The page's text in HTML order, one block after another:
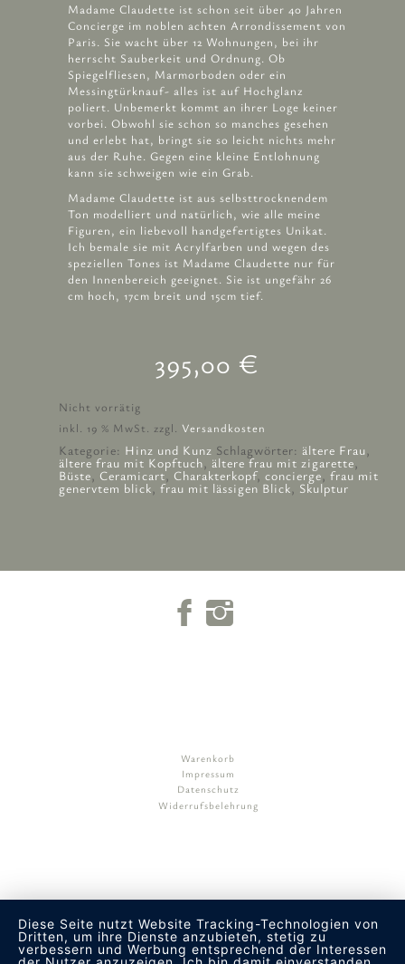
Madame Claudette ist schon seit über 40 Jahren
Concierge im noblen achten Arrondissement von
Paris. Sie wacht über 12 Wohnungen, bei ihr
herrscht Sauberkeit und Ordnung. Ob
Spiegelfliesen, Marmorboden oder ein
Messingtürknauf- alles ist auf Hochglanz
poliert. Unbemerkt kommt an ihrer Loge keiner
vorbei. Obwohl sie schon so manches gesehen
und erlebt hat, bringt sie so leicht nichts mehr
aus der Ruhe. Gegen eine kleine Entlohnung
kann sie schweigen wie ein Grab.
Madame Claudette ist aus selbsttrocknendem
Ton modelliert und natürlich, wie alle meine
Figuren, ein liebevoll handgefertigtes Unikat.
Ich bemale sie mit Acrylfarben und wegen des
speziellen Tones ist Madame Claudette nur für
den Innenbereich geeignet. Sie ist ungefähr 26
cm hoch, 17cm breit und 15cm tief.
395,00 €
Nicht vorrätig
inkl. 19 % MwSt. zzgl. Versandkosten
Kategorie: Hinz und Kunz Schlagwörter: ältere Frau,
ältere frau mit Kopftuch, ältere frau mit zigarette,
Büste, Ceramicart, Charakterkopf, concierge, frau mit
genervtem blick, frau mit lässigen Blick, Skulptur
Warenkorb
Impressum
Datenschutz
Widerrufsbelehrung
Diese Seite nutzt Website Tracking-Technologien von
Dritten, um ihre Dienste anzubieten, stetig zu
verbessern und Werbung entsprechend der Interessen